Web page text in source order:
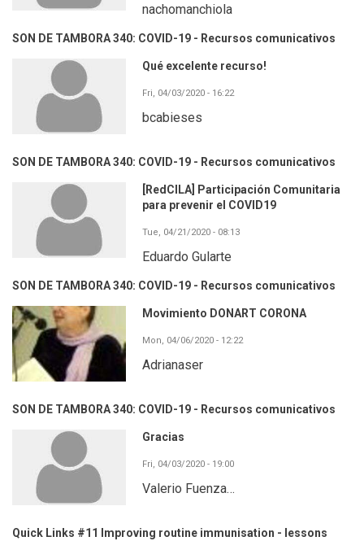
nachomanchiola
SON DE TAMBORA 340: COVID-19 - Recursos comunicativos
Qué excelente recurso!
Fri, 04/03/2020 - 16:22
bcabieses
SON DE TAMBORA 340: COVID-19 - Recursos comunicativos
[RedCILA] Participación Comunitaria
para prevenir el COVID19
Tue, 04/21/2020 - 08:13
Eduardo Gularte
SON DE TAMBORA 340: COVID-19 - Recursos comunicativos
Movimiento DONART CORONA
Mon, 04/06/2020 - 12:22
Adrianaser
SON DE TAMBORA 340: COVID-19 - Recursos comunicativos
Gracias
Fri, 04/03/2020 - 19:00
Valerio Fuenza…
Quick Links #11 Improving routine immunisation - lessons